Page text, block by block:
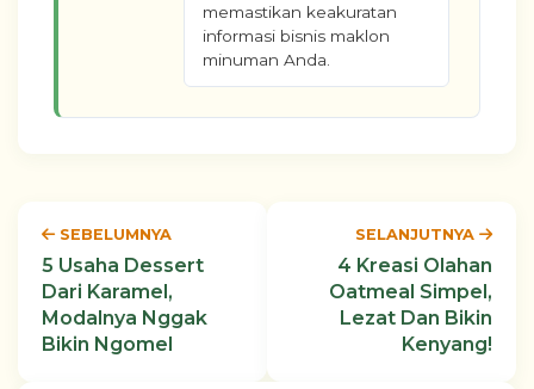
memastikan keakuratan
informasi bisnis maklon
minuman Anda.
SEBELUMNYA
5 Usaha Dessert
Dari Karamel,
Modalnya Nggak
Bikin Ngomel
SELANJUTNYA
4 Kreasi Olahan
Oatmeal Simpel,
Lezat Dan Bikin
Kenyang!